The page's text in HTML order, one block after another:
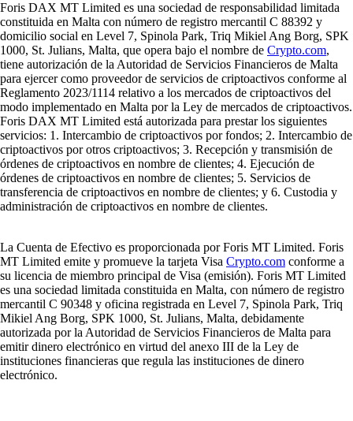
Foris DAX MT Limited es una sociedad de responsabilidad limitada
constituida en Malta con número de registro mercantil C 88392 y
domicilio social en Level 7, Spinola Park, Triq Mikiel Ang Borg, SPK
1000, St. Julians, Malta, que opera bajo el nombre de Crypto.com,
tiene autorización de la Autoridad de Servicios Financieros de Malta
para ejercer como proveedor de servicios de criptoactivos conforme al
Reglamento 2023/1114 relativo a los mercados de criptoactivos del
modo implementado en Malta por la Ley de mercados de criptoactivos.
Foris DAX MT Limited está autorizada para prestar los siguientes
servicios: 1. Intercambio de criptoactivos por fondos; 2. Intercambio de
criptoactivos por otros criptoactivos; 3. Recepción y transmisión de
órdenes de criptoactivos en nombre de clientes; 4. Ejecución de
órdenes de criptoactivos en nombre de clientes; 5. Servicios de
transferencia de criptoactivos en nombre de clientes; y 6. Custodia y
administración de criptoactivos en nombre de clientes.
La Cuenta de Efectivo es proporcionada por Foris MT Limited. Foris
MT Limited emite y promueve la tarjeta Visa Crypto.com conforme a
su licencia de miembro principal de Visa (emisión). Foris MT Limited
es una sociedad limitada constituida en Malta, con número de registro
mercantil C 90348 y oficina registrada en Level 7, Spinola Park, Triq
Mikiel Ang Borg, SPK 1000, St. Julians, Malta, debidamente
autorizada por la Autoridad de Servicios Financieros de Malta para
emitir dinero electrónico en virtud del anexo III de la Ley de
instituciones financieras que regula las instituciones de dinero
electrónico.